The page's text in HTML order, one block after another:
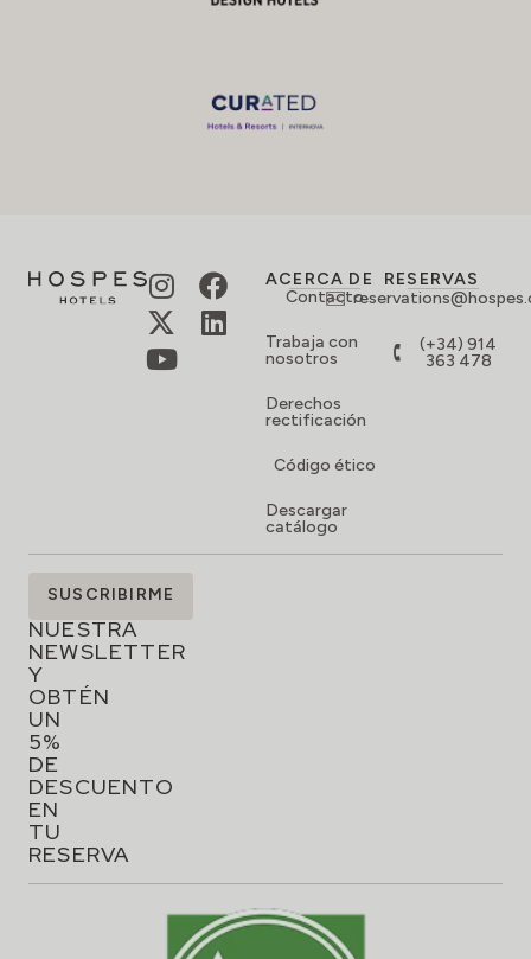
ACERCA DE
Contacto
Trabaja con
nosotros
Derechos
rectificación
Código ético
Descargar
catálogo
RESERVAS
(+34) 914
363 478
SUSCRÍBETE
NUESTRA
NEWSLETTER
Y
OBTÉN
UN
5%
DE
DESCUENTO
EN
TU
RESERVA
SUSCRIBIRME